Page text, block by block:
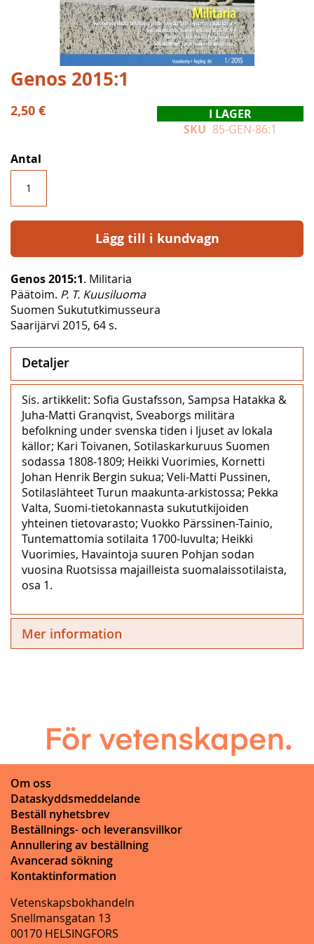
Hoppa
till
början
av
Genos 2015:1
2,50 €
I LAGER
SKU 85-GEN-86:1
Antal
Lägg till i kundvagn
Genos 2015:1. Militaria
Päätoim. P. T. Kuusiluoma
Suomen Sukututkimusseura
Saarijärvi 2015, 64 s.
Detaljer
Sis. artikkelit: Sofia Gustafsson, Sampsa Hatakka &
Juha-Matti Granqvist, Sveaborgs militära
befolkning under svenska tiden i ljuset av lokala
källor; Kari Toivanen, Sotilaskarkuruus Suomen
sodassa 1808‒1809; Heikki Vuorimies, Kornetti
Johan Henrik Bergin sukua; Veli-Matti Pussinen,
Sotilaslähteet Turun maakunta-arkistossa; Pekka
Valta, Suomi-tietokannasta sukututkijoiden
yhteinen tietovarasto; Vuokko Pärssinen-Tainio,
Tuntemattomia sotilaita 1700-luvulta; Heikki
Vuorimies, Havaintoja suuren Pohjan sodan
vuosina Ruotsissa majailleista suomalaissotilaista,
osa 1.
Mer information
Om oss
Dataskyddsmeddelande
Beställ nyhetsbrev
Beställnings- och leveransvillkor
Annullering av beställning
Avancerad sökning
Kontaktinformation
Vetenskapsbokhandeln
Snellmansgatan 13
00170 HELSINGFORS